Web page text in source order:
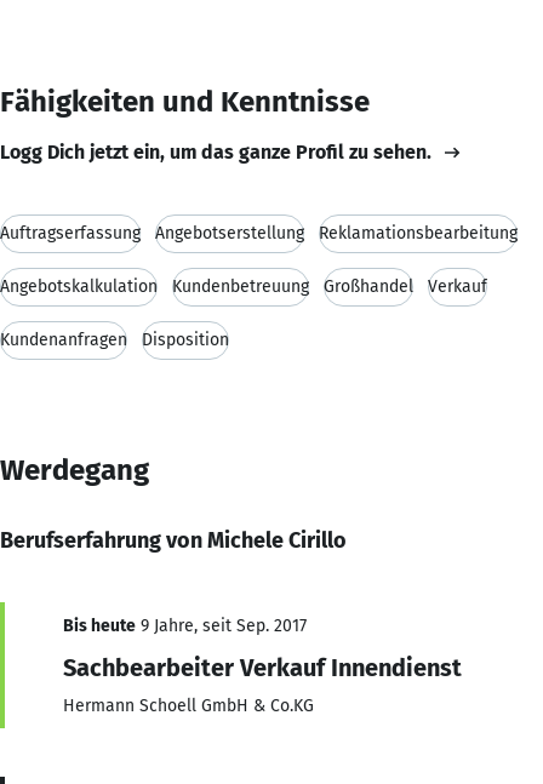
Fähigkeiten und Kenntnisse
Logg Dich jetzt ein, um das ganze Profil zu sehen.
Auftragserfassung Angebotserstellung Reklamationsbearbeitung
Angebotskalkulation Kundenbetreuung Großhandel Verkauf
Kundenanfragen Disposition
Werdegang
Berufserfahrung von Michele Cirillo
Bis heute 9 Jahre, seit Sep. 2017
Sachbearbeiter Verkauf Innendienst
Hermann Schoell GmbH & Co.KG